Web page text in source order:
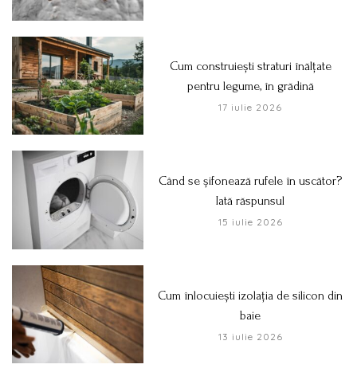
Cum construiești straturi înălțate
pentru legume, în grădină
17 iulie 2026
Când se șifonează rufele în uscător?
Iată răspunsul
15 iulie 2026
Cum înlocuiești izolația de silicon din
baie
13 iulie 2026